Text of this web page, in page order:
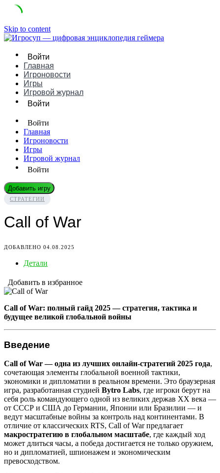
Skip to content
Войти
Главная
Игроновости
Игры
Игровой журнал
Войти
Войти
Главная
Игроновости
Игры
Игровой журнал
Войти
Добавить игру
СТРАТЕГИИ
Call of War
ДОБАВЛЕНО 04.08.2025
Детали
Добавить в избранное
Call of War: полный гайд 2025 — стратегия, тактика и
будущее великой глобальной войны
Введение
Call of War — одна из лучших онлайн-стратегий 2025 года,
сочетающая элементы глобальной военной тактики,
экономики и дипломатии в реальном времени. Это браузерная
игра, разработанная студией Bytro Labs, где игроки берут на
себя роль командующего одной из великих держав XX века —
от СССР и США до Германии, Японии или Бразилии — и
ведут масштабные войны за контроль над континентами. В
отличие от классических RTS, Call of War предлагает
макростратегию в глобальном масштабе, где каждый ход
может длиться часы, а победа достигается не только оружием,
но и дипломатией, шпионажем и экономическим
превосходством.